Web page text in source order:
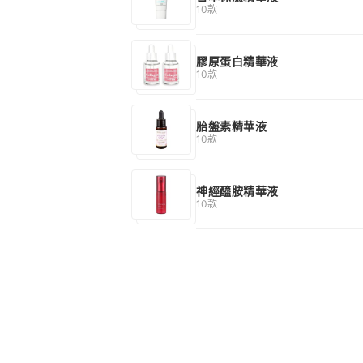
10款
膠原蛋白精華液
10款
胎盤素精華液
10款
神經醯胺精華液
10款